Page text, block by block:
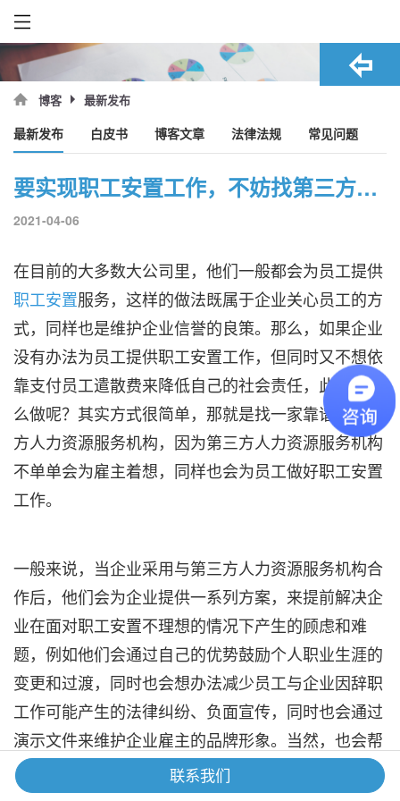
博客 最新发布
最新发布 白皮书 博客文章 法律法规 常见问题
要实现职工安置工作，不妨找第三方人力资源！
2021-04-06
在目前的大多数大公司里，他们一般都会为员工提供
职工安置服务，这样的做法既属于企业关心员工的方
式，同样也是维护企业信誉的良策。那么，如果企业
没有办法为员工提供职工安置工作，但同时又不想依
靠支付员工遣散费来降低自己的社会责任，此时要怎
么做呢？其实方式很简单，那就是找一家靠谱的第三
方人力资源服务机构，因为第三方人力资源服务机构
不单单会为雇主着想，同样也会为员工做好职工安置
工作。
一般来说，当企业采用与第三方人力资源服务机构合
作后，他们会为企业提供一系列方案，来提前解决企
业在面对职工安置不理想的情况下产生的顾虑和难
题，例如他们会通过自己的优势鼓励个人职业生涯的
变更和过渡，同时也会想办法减少员工与企业因辞职
工作可能产生的法律纠纷、负面宣传，同时也会通过
演示文件来维护企业雇主的品牌形象。当然，也会帮
助企业来维护现有员工的士气，让在职员工了解到裁
联系我们